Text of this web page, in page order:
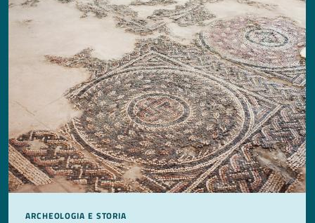
ARCHEOLOGIA E STORIA